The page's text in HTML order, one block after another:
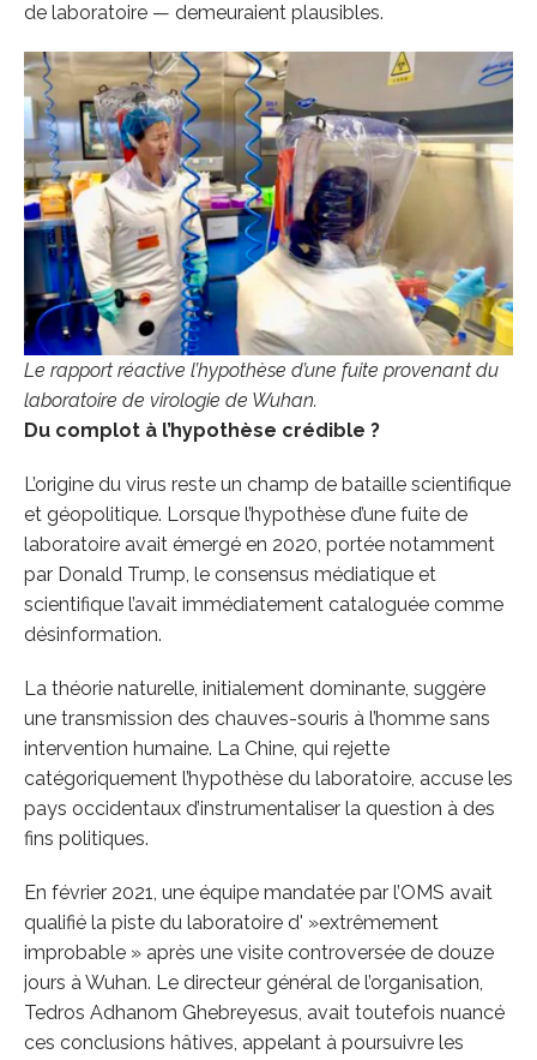
de laboratoire — demeuraient plausibles.
Le rapport réactive l’hypothèse d’une fuite provenant du
laboratoire de virologie de Wuhan.
Du complot à l’hypothèse crédible ?
L’origine du virus reste un champ de bataille scientifique
et géopolitique. Lorsque l’hypothèse d’une fuite de
laboratoire avait émergé en 2020, portée notamment
par Donald Trump, le consensus médiatique et
scientifique l’avait immédiatement cataloguée comme
désinformation.
La théorie naturelle, initialement dominante, suggère
une transmission des chauves-souris à l’homme sans
intervention humaine. La Chine, qui rejette
catégoriquement l’hypothèse du laboratoire, accuse les
pays occidentaux d’instrumentaliser la question à des
fins politiques.
En février 2021, une équipe mandatée par l’OMS avait
qualifié la piste du laboratoire d' »extrêmement
improbable » après une visite controversée de douze
jours à Wuhan. Le directeur général de l’organisation,
Tedros Adhanom Ghebreyesus, avait toutefois nuancé
ces conclusions hâtives, appelant à poursuivre les